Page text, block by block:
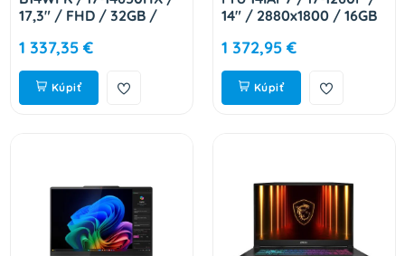
17,3" / FHD / 32GB /
OS / Black / 2R 9S7-
17L791-283
1 337,35 €
Kúpiť
14" / 2880x1800 / 16GB
W11H / Gray / 2R
82SV003WCK
1 372,95 €
Kúpiť